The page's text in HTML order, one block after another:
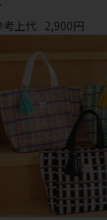
考上代 2,900円